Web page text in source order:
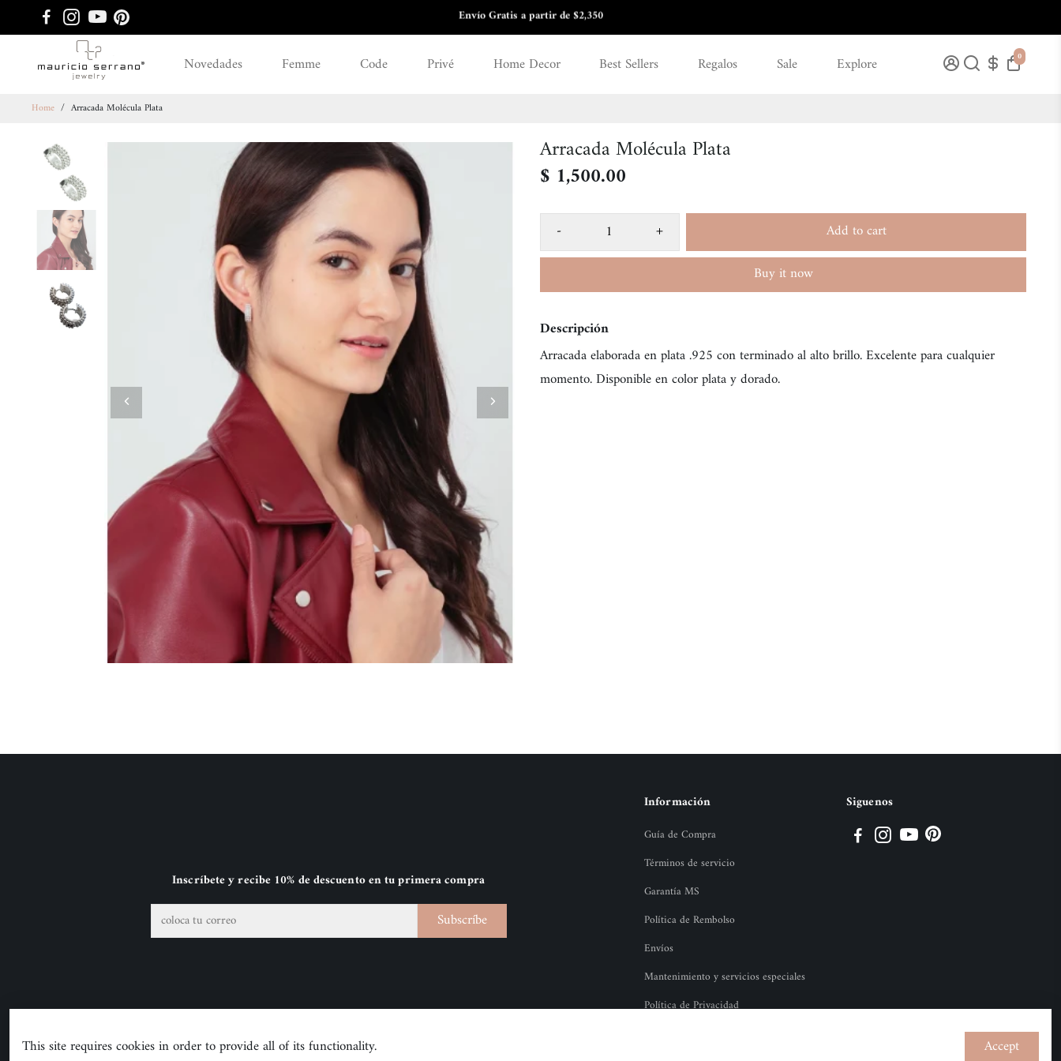
3 y 6 meses sin intereses
Novedades Femme Code Privé Home Decor Best Sellers Regalos Sale Explore 0
Home / Arracada Molécula Plata
Arracada Molécula Plata
$ 1,500.00
- +
Add to cart
Buy it now
Descripción
Arracada elaborada en plata .925 con terminado al alto brillo. Excelente para cualquier
momento. Disponible en color plata y dorado.
Inscríbete y recibe 10% de descuento en tu primera compra
Subscríbe
Información
Guía de Compra
Términos de servicio
Garantía MS
Política de Rembolso
Envíos
Mantenimiento y servicios especiales
Política de Privacidad
Siguenos
This site requires cookies in order to provide all of its functionality. Accept